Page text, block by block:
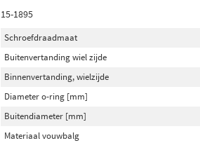
15-1895
Schroefdraadmaat
Buitenvertanding wiel zijde
Binnenvertanding, wielzijde
Diameter o-ring [mm]
Buitendiameter [mm]
Materiaal vouwbalg